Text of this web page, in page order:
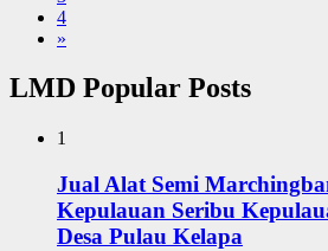
4
»
LMD Popular Posts
1
Jual Alat Semi
Kepulauan Seribu
Desa Pulau Kelapa